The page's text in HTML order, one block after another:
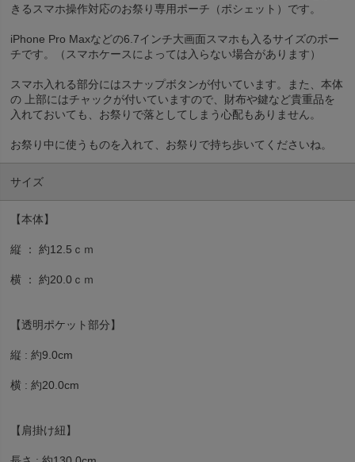
きるスマホ操作対応のお祭り専用ポーチ（ポシェット）です。
iPhone Pro Maxなどの6.7インチ大画面スマホも入るサイズのポー
チです。（スマホケースによっては入らない場合があります）
スマホ入れる部分にはスナップボタンが付いています。また、本体
の 上部にはチャックが付いていますので、財布や鍵など貴重品を
入れておいても、お祭りで落としてしまう心配もありません。
お祭り中に使うものを入れて、お祭りで持ち歩いてくださいね。
サイズ
【本体】
縦 ： 約12.5ｃｍ
横 ： 約20.0ｃｍ
【透明ポケット部分】
縦 : 約9.0cm
横 : 約20.0cm
【肩掛け紐】